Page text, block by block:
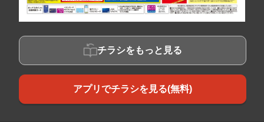
チラシをもっと見る
アプリでチラシを見る(無料)